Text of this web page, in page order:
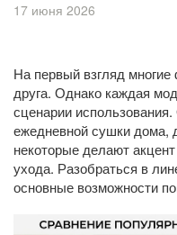
17 июня 2026
На первый взгляд
друга. Однако каждая
сценарии
ежедневной сушки дома,
некоторые делают
ухода. Разобраться в
основные возможности